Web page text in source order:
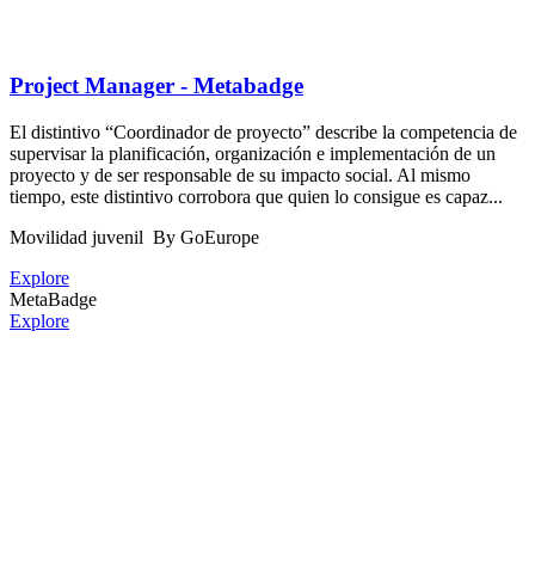
Project Manager - Metabadge
El distintivo “Coordinador de proyecto” describe la competencia de
supervisar la planificación, organización e implementación de un
proyecto y de ser responsable de su impacto social. Al mismo
tiempo, este distintivo corrobora que quien lo consigue es capaz...
Movilidad juvenil By GoEurope
Explore
MetaBadge
Explore